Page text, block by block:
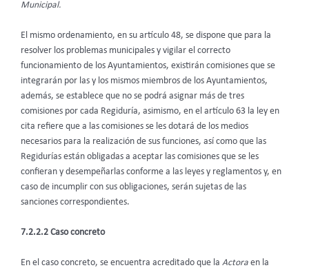
Municipal.
El mismo ordenamiento, en su artículo 48, se dispone que para la
resolver los problemas municipales y vigilar el correcto
funcionamiento de los Ayuntamientos, existirán comisiones que se
integrarán por las y los mismos miembros de los Ayuntamientos,
además, se establece que no se podrá asignar más de tres
comisiones por cada Regiduría, asimismo, en el artículo 63 la ley en
cita refiere que a las comisiones se les dotará de los medios
necesarios para la realización de sus funciones, así como que las
Regidurías están obligadas a aceptar las comisiones que se les
confieran y desempeñarlas conforme a las leyes y reglamentos y, en
caso de incumplir con sus obligaciones, serán sujetas de las
sanciones correspondientes.
7.2.2.2 Caso concreto
En el caso concreto, se encuentra acreditado que la Actora en la